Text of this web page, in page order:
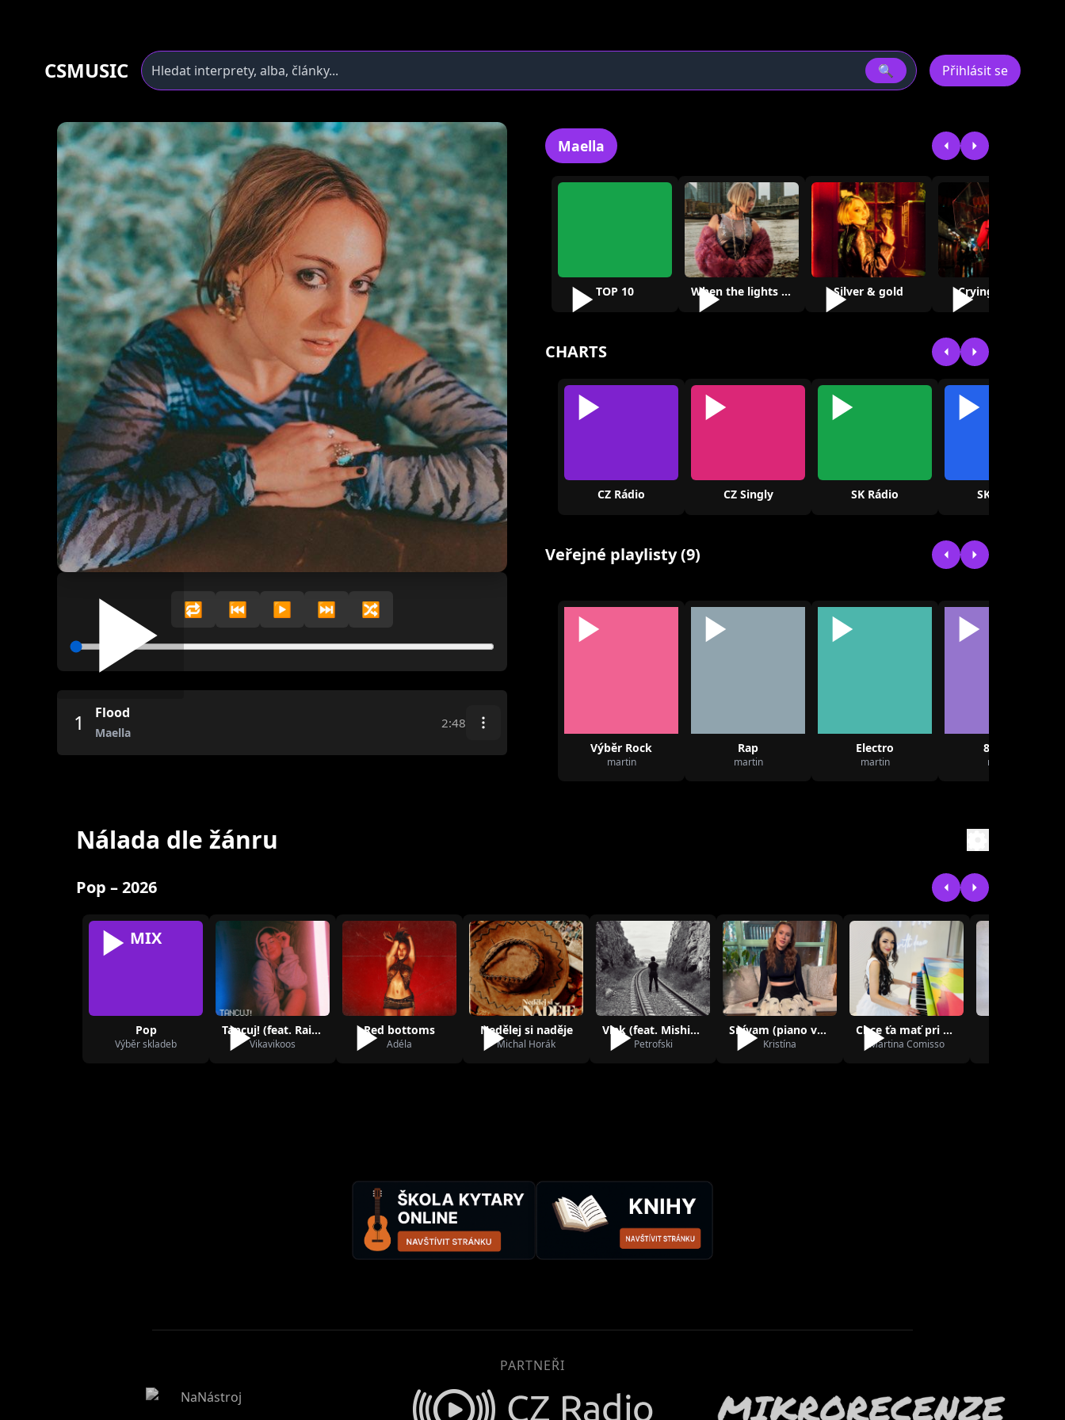
CSMUSIC 🔍 Přihlásit se
🔁 ⏮️ ▶️ ⏭️ 🔀
1 Flood
Maella
2:48
Maella
TOP 10 When the lights go out Silver & gold Crying to god
CHARTS
CZ Rádio CZ Singly SK Rádio SK Singly
Veřejné playlisty (9)
Výběr Rock
martin
Rap
martin
Electro
martin
80 léta
martin
Nálada dle žánru
Pop – 2026
MIX
Pop
Výběr skladeb
Tancuj! (feat. Rainer)
Vikavikoos
Red bottoms
Adéla
Nedělej si naděje
Michal Horák
Vlak (feat. Mishino)
Petrofski
Snívam (piano verzia)
Kristína
Chce ťa mať pri sebe
Martina Comisso
PARTNEŘI